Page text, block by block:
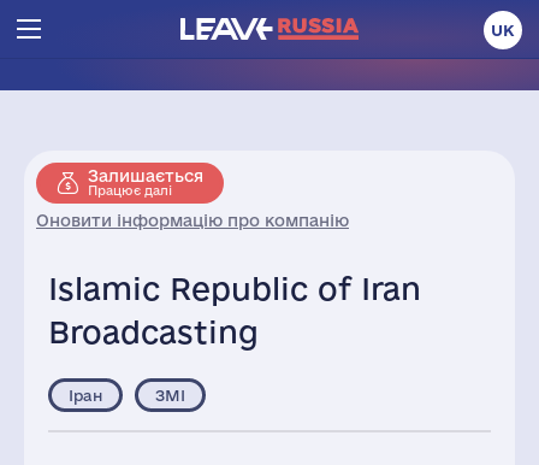
UK
Залишається
Працює далі
Оновити інформацію про компанію
Islamic Republic of Iran
Broadcasting
Іран ЗМІ